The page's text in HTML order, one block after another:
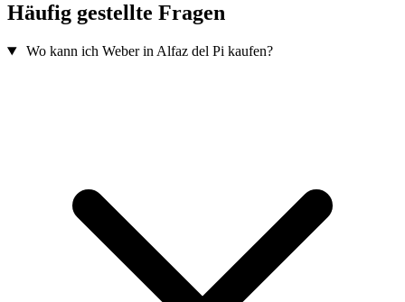
Häufig gestellte Fragen
Wo kann ich Weber in Alfaz del Pi kaufen?